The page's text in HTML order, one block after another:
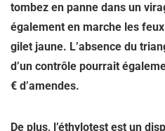
tombez en panne dans un
également en marche les
gilet jaune. L’absence du
d’un contrôle pourrait
€ d’amendes.
De plus, l’éthylotest est un